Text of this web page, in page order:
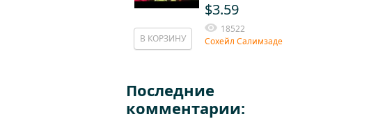
В КОРЗИНУ
$3.59
18522
Сохейл Салимзаде
Последние
комментарии: